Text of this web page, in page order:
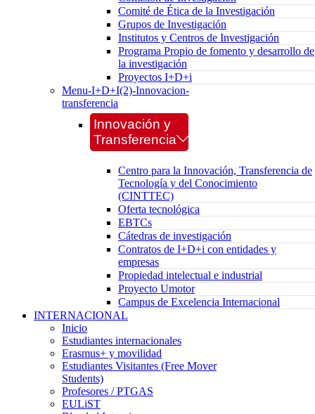
Comité de Ética de la Investigación
Grupos de Investigación
Institutos y Centros de Investigación
Programa Propio de fomento y desarrollo de
la investigación
Proyectos I+D+i
Menu-I+D+I(2)-Innovacion-
transferencia
Innovación y
Transferencia
Centro para la Innovación, Transferencia de
Tecnología y del Conocimiento
(CINTTEC)
Oferta tecnológica
EBTCs
Cátedras de investigación
Contratos de I+D+i con entidades y
empresas
Propiedad intelectual e industrial
Proyecto Umotor
Campus de Excelencia Internacional
INTERNACIONAL
Inicio
Estudiantes internacionales
Erasmus+ y movilidad
Estudiantes Visitantes (Free Mover
Students)
Profesores / PTGAS
EULiST